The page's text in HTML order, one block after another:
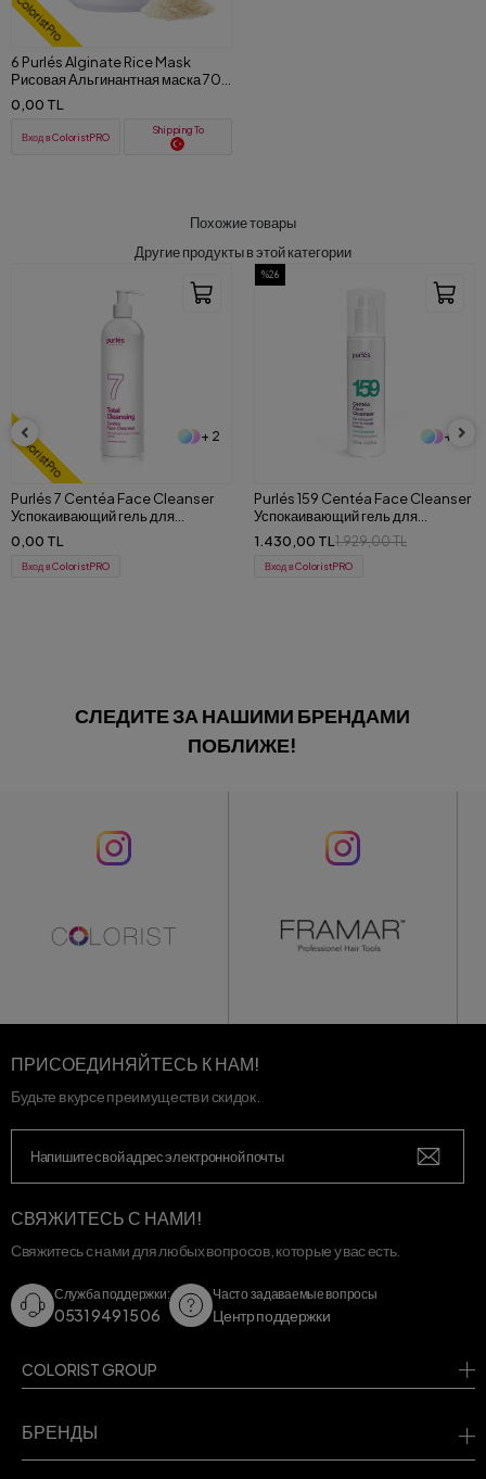
ColoristPro
6 Purlés Alginate Rice Mask
Рисовая Альгинантная маска 700
ML
0,00 TL
Вход в ColoristPRO
Shipping To
Похожие товары
Другие продукты в этой категории
ColoristPro + 2
Purlés 7 Centéa Face Cleanser
Успокаивающий гель для
умывания и снятия макияжа для
чувствительной кожи 500 ml
0,00 TL
Вход в ColoristPRO
%26
+ 2
Purlés 159 Centéa Face Cleanser
Успокаивающий гель для
умывания и снятия макияжа для
чувствительной кожи 200 ml
1.430,00 TL 1.929,00 TL
Вход в ColoristPRO
СЛЕДИТЕ ЗА НАШИМИ БРЕНДАМИ
ПОБЛИЖЕ!
ПРИСОЕДИНЯЙТЕСЬ К НАМ!
Будьте в курсе преимуществ и скидок.
СВЯЖИТЕСЬ С НАМИ!
Свяжитесь с нами для любых вопросов, которые у вас есть.
Служба поддержки:
0531 949 15 06
Часто задаваемые вопросы
Центр поддержки
COLORIST GROUP
БРЕНДЫ